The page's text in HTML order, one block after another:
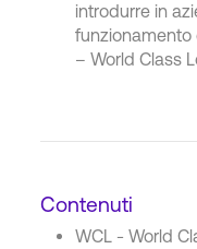
introdurre in
funzionamento
– World Class
Contenuti
WCL - World